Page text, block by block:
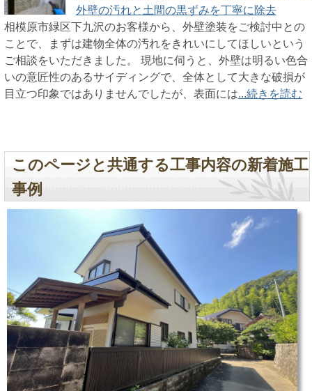
外壁の汚れと土間の黒ずみを丁寧に除去
相模原市緑区下九沢のお客様から、外壁塗装をご検討中との
ことで、まずは建物全体の汚れをきれいにしてほしいという
ご相談をいただきました。 現地に伺うと、外壁は明るい色合
いの意匠性のあるサイディングで、全体として大きな破損が
目立つ印象ではありませんでしたが、表面には...続きを読む
このページと共通する工事内容の新着施工
事例